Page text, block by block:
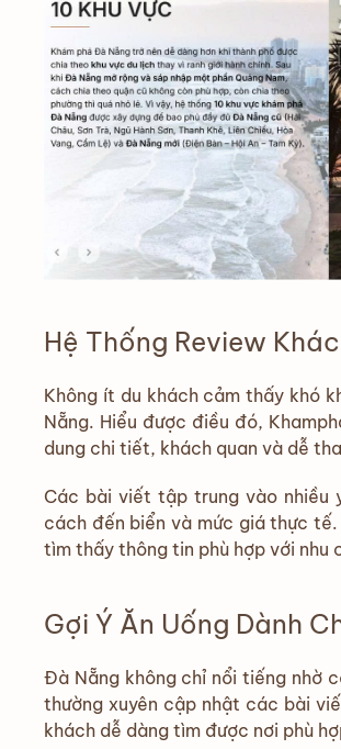
Hệ Thống Review
Không ít du khách cảm thấy khó
Nẵng. Hiểu được điều đó,
dung chi tiết, khách quan và dễ
Các bài viết tập trung vào nhiều
cách đến biển và mức giá thực
tìm thấy thông tin phù hợp với nhu
Gợi Ý Ăn Uống Dành
Đà Nẵng không chỉ nổi tiếng nhờ
thường xuyên cập nhật các bài
khách dễ dàng tìm được nơi phù